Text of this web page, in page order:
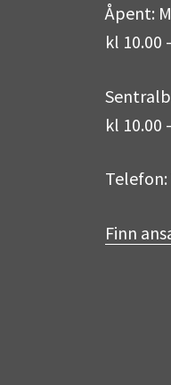
Åpent:
kl 10.00
kl 10.00
Telefon:
Finn